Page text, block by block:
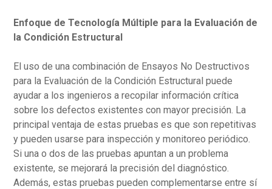
Enfoque de Tecnología Múltiple para la Evaluación de
la Condición Estructural
El uso de una combinación de Ensayos No Destructivos
para la Evaluación de la Condición Estructural puede
ayudar a los ingenieros a recopilar información crítica
sobre los defectos existentes con mayor precisión. La
principal ventaja de estas pruebas es que son repetitivas
y pueden usarse para inspección y monitoreo periódico.
Si una o dos de las pruebas apuntan a un problema
existente, se mejorará la precisión del diagnóstico.
Además, estas pruebas pueden complementarse entre sí